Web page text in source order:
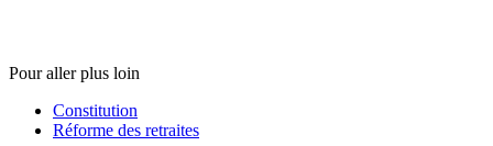
Pour aller plus loin
Constitution
Réforme des retraites